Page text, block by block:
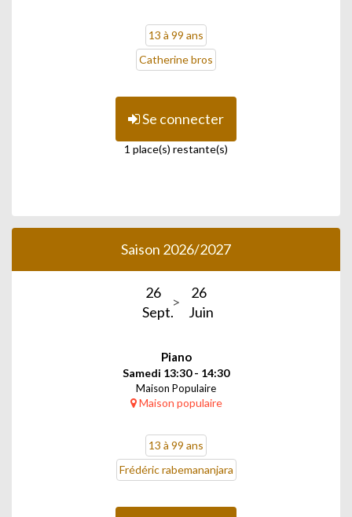
13 à 99 ans
Catherine bros
Se connecter
1 place(s) restante(s)
Saison 2026/2027
26
Sept.
26
Juin
Piano
Samedi 13:30 - 14:30
Maison Populaire
Maison populaire
13 à 99 ans
Frédéric rabemananjara